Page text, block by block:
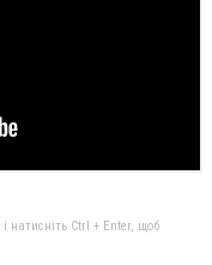
натисніть Ctrl + Enter, щоб